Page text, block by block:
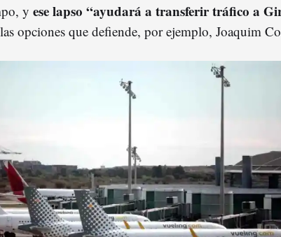
y ese lapso “ayudará a transferir tráfico a
opciones que defiende, por ejemplo, Joaquim